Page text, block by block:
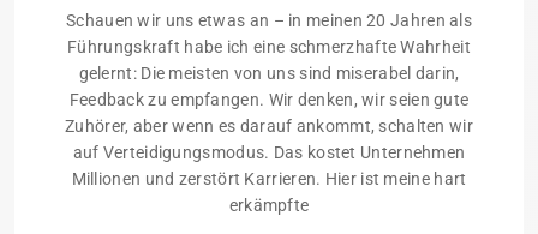
Schauen wir uns etwas an – in meinen 20 Jahren als
Führungskraft habe ich eine schmerzhafte Wahrheit
gelernt: Die meisten von uns sind miserabel darin,
Feedback zu empfangen. Wir denken, wir seien gute
Zuhörer, aber wenn es darauf ankommt, schalten wir
auf Verteidigungsmodus. Das kostet Unternehmen
Millionen und zerstört Karrieren. Hier ist meine hart
erkämpfte